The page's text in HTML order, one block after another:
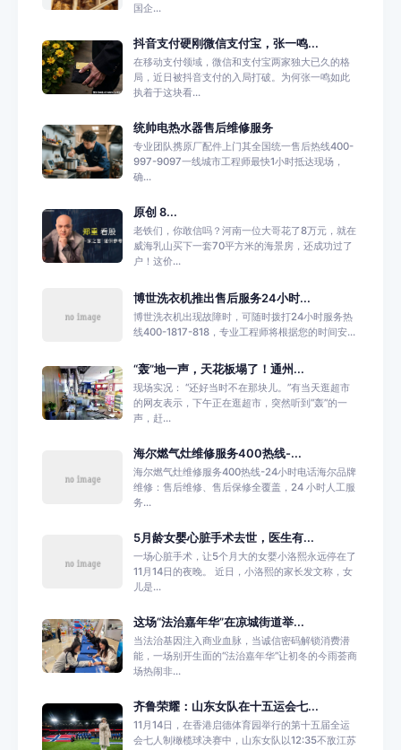
国企...
抖音支付硬刚微信支付宝，张一鸣...
在移动支付领域，微信和支付宝两家独大已久的格
局，近日被抖音支付的入局打破。为何张一鸣如此
执着于这块看...
统帅电热水器售后维修服务
专业团队携原厂配件上门其全国统一售后热线400-
997-9097一线城市工程师最快1小时抵达现场，
确...
原创 8...
老铁们，你敢信吗？河南一位大哥花了8万元，就在
威海乳山买下一套70平方米的海景房，还成功过了
户！这价...
博世洗衣机推出售后服务24小时...
博世洗衣机出现故障时，可随时拨打24小时服务热
线400-1817-818，专业工程师将根据您的时间安...
“轰”地一声，天花板塌了！通州...
现场实况： “还好当时不在那块儿。”有当天逛超市
的网友表示，下午正在逛超市，突然听到“轰”的一
声，赶...
海尔燃气灶维修服务400热线-...
海尔燃气灶维修服务400热线-24小时电话海尔品牌
维修：售后维修、售后保修全覆盖，24 小时人工服
务...
5月龄女婴心脏手术去世，医生有...
一场心脏手术，让5个月大的女婴小洛熙永远停在了
11月14日的夜晚。 近日，小洛熙的家长发文称，女
儿是...
这场“法治嘉年华”在凉城街道举...
当法治基因注入商业血脉，当诚信密码解锁消费潜
能，一场别开生面的“法治嘉年华”让初冬的今雨荟商
场热闹非...
齐鲁荣耀：山东女队在十五运会七...
11月14日，在香港启德体育园举行的第十五届全运
会七人制橄榄球决赛中，山东女队以12:35不敌江苏